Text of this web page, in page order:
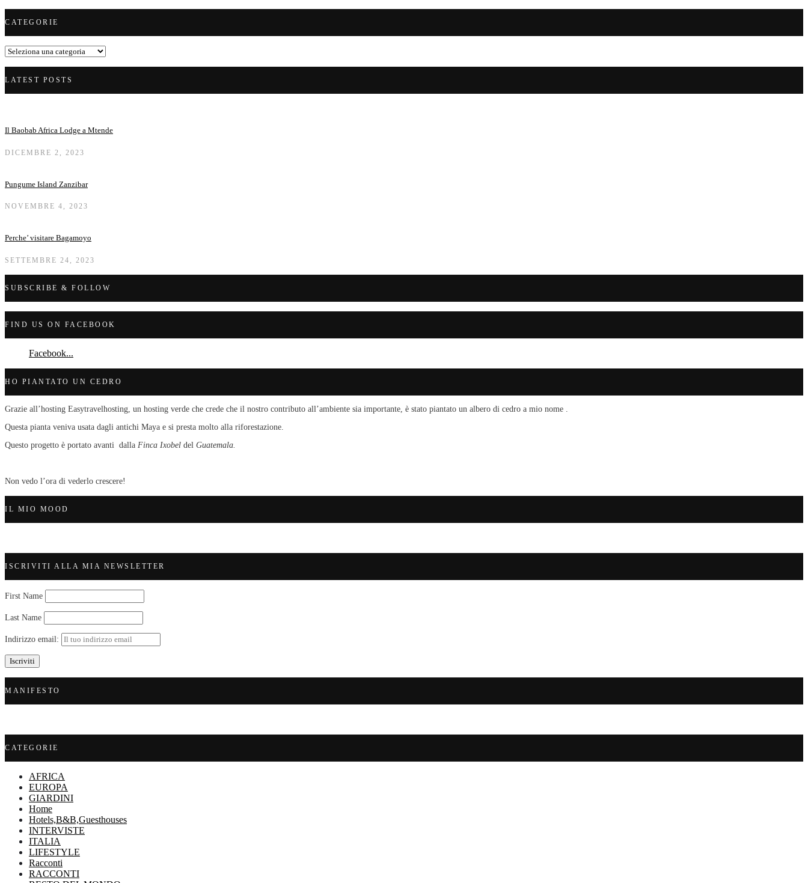
CATEGORIE
Categorie
LATEST POSTS
Il Baobab Africa Lodge a Mtende
DICEMBRE 2, 2023
Pungume Island Zanzibar
NOVEMBRE 4, 2023
Perche’ visitare Bagamoyo
SETTEMBRE 24, 2023
SUBSCRIBE & FOLLOW
FIND US ON FACEBOOK
Facebook...
HO PIANTATO UN CEDRO
Grazie all’hosting Easytravelhosting, un hosting verde che crede che il nostro contributo all’ambiente sia importante, è stato piantato un albero di cedro a mio nome .
Questa pianta veniva usata dagli antichi Maya e si presta molto alla riforestazione.
Questo progetto è portato avanti dalla Finca Ixobel del Guatemala.
Non vedo l’ora di vederlo crescere!
IL MIO MOOD
ISCRIVITI ALLA MIA NEWSLETTER
First Name
Last Name
Indirizzo email:
MANIFESTO
CATEGORIE
AFRICA
EUROPA
GIARDINI
Home
Hotels,B&B,Guesthouses
INTERVISTE
ITALIA
LIFESTYLE
Racconti
RACCONTI